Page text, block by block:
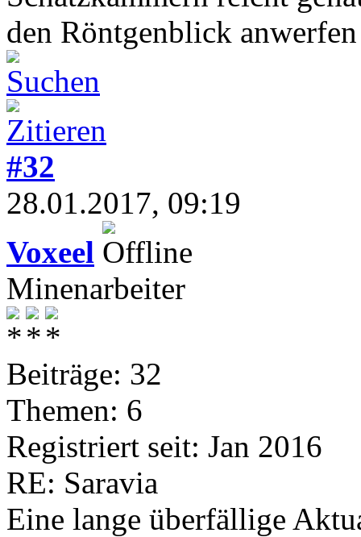
den Röntgenblick
#32
28.01.2017, 09:19
Voxeel
Minenarbeiter
Beiträge: 32
Themen: 6
Registriert seit: Jan 2016
RE: Saravia
Eine lange überfällige